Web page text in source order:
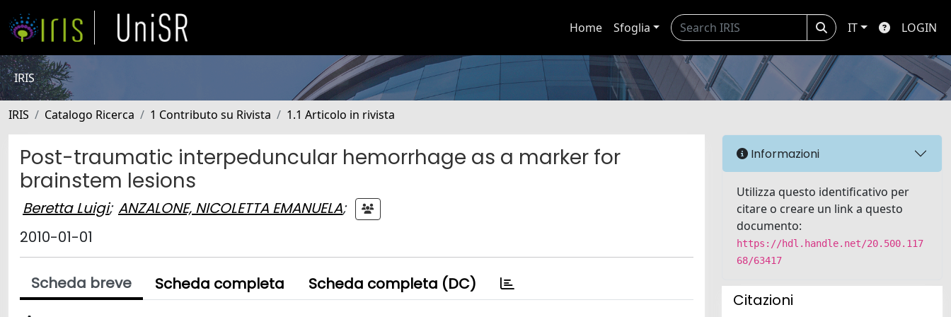
Home Sfoglia IT LOGIN
IRIS
IRIS Catalogo Ricerca 1 Contributo su Rivista 1.1 Articolo in rivista
Post-traumatic interpeduncular hemorrhage as a marker for
brainstem lesions
Beretta Luigi; ANZALONE, NICOLETTA EMANUELA;
2010-01-01
Scheda breve Scheda completa Scheda completa (DC)
Informazioni
Utilizza questo identificativo per
citare o creare un link a questo
documento:
https://hdl.handle.net/20.500.117
68/63417
Citazioni